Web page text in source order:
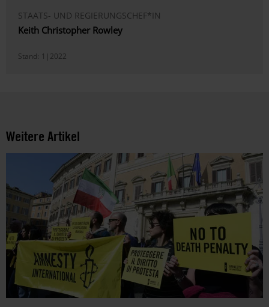
STAATS- UND REGIERUNGSCHEF*IN
Keith Christopher Rowley
Stand: 1|2022
Weitere Artikel